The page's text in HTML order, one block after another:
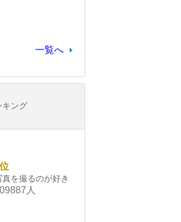
一覧へ
キング
真を撮るのが好き
人